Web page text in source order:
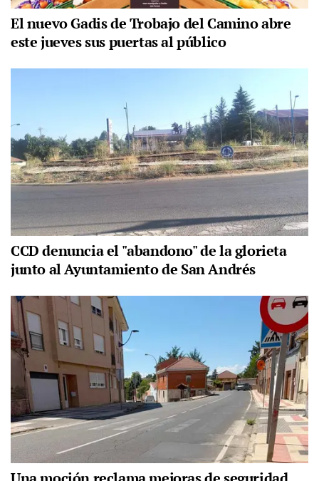
El nuevo Gadis de Trobajo del Camino abre
este jueves sus puertas al público
CCD denuncia el "abandono" de la glorieta
junto al Ayuntamiento de San Andrés